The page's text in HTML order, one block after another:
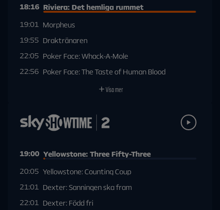
18:16 Riviera: Det hemliga rummet
19:01
Morpheus
19:55 Draktränaren
22:05 Poker Face: Whack-A-Mole
22:56 Poker Face: The Taste of Human Blood
Visa mer
19:00 Yellowstone: Three Fifty-Three
20:05 Yellowstone: Counting Coup
21:01
Dexter: Sanningen ska fram
22:01
Dexter: Född fri